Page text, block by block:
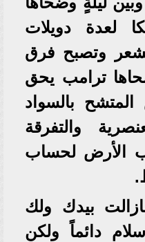
لعدة دويلات
وتصبح فرق
ترامب يحق
بالسواد
والتفرقة
الأرض لحساب
بيدك ولك
دائماً ولكن